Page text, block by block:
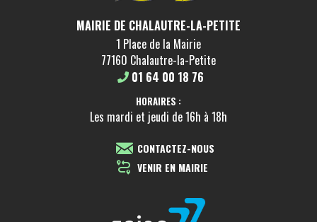
MAIRIE DE CHALAUTRE-LA-PETITE
1 Place de la Mairie
77160 Chalautre-la-Petite
01 64 00 18 76
HORAIRES :
Les mardi et jeudi de 16h à 18h
CONTACTEZ-NOUS
VENIR EN MAIRIE